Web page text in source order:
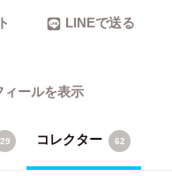
LINEで送る
ィールを表示
29 コレクター 62